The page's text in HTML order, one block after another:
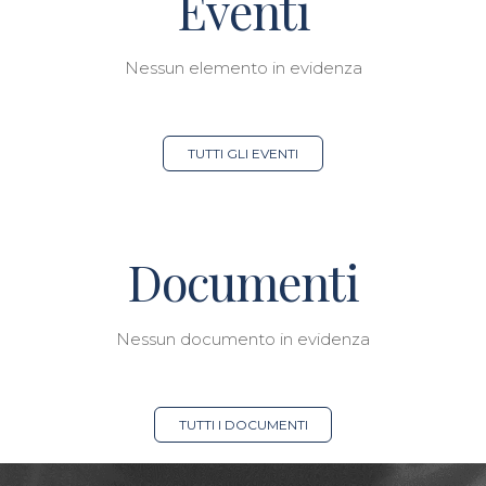
Nessun elemento in evidenza
TUTTI GLI EVENTI
Documenti
Nessun documento in evidenza
TUTTI I DOCUMENTI